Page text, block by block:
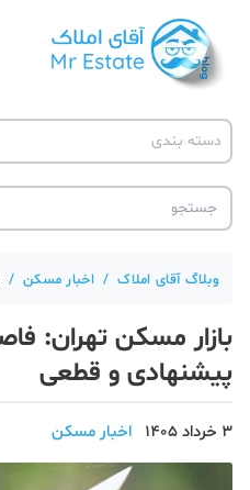
دسته بندی
آقای مشاور املاک
آکادمی آقای املاک
آموزش املاک
آموزش پلتفرم آقای املاک
اخبار مسکن
تحلیل مسکن
وبلاگ آقای املاک / اخبار مسکن /
پیشنهادی و قطعی
3 خرداد 1405 اخبار مسکن